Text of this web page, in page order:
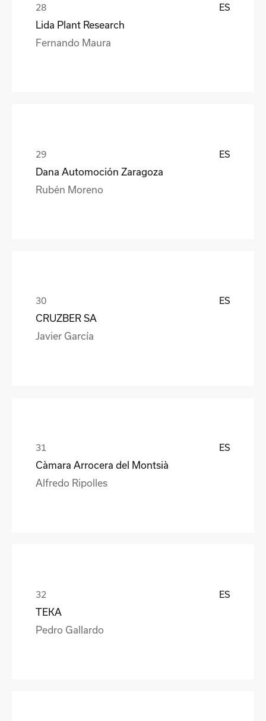
ES
Lida Plant Research
Fernando Maura
ES
Dana Automoción Zaragoza
Rubén Moreno
ES
CRUZBER SA
Javier García
ES
Càmara Arrocera del Montsià
Alfredo Ripolles
ES
TEKA
Pedro Gallardo